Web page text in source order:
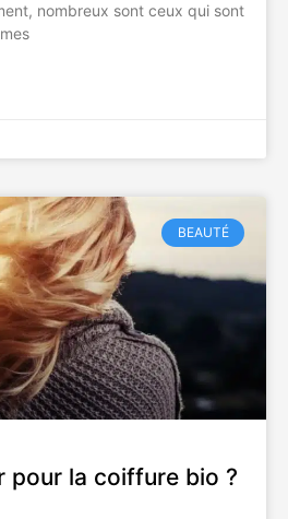
nombreux sont ceux qui sont
BEAUTÉ
pour la coiffure bio ?